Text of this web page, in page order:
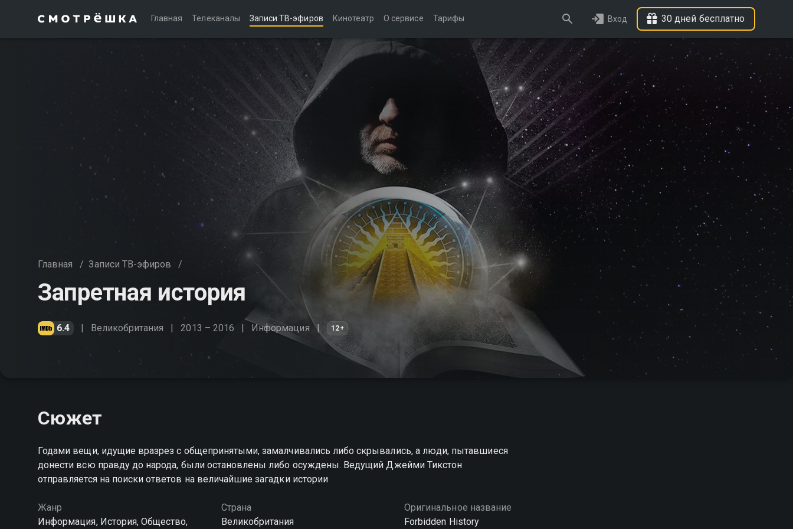
Главная Телеканалы Записи ТВ-эфиров Кинотеатр О сервисе Тарифы Вход 30 дней бесплатно
Главная / Записи ТВ-эфиров /
Запретная история
6.4 Великобритания 2013 – 2016 Информация 12+
Сюжет
Годами вещи, идущие вразрез с общепринятыми, замалчивались либо скрывались, а люди, пытавшиеся
донести всю правду до народа, были остановлены либо осуждены. Ведущий Джейми Тикстон
отправляется на поиски ответов на величайшие загадки истории
Жанр
Информация, История, Общество,
Страна
Великобритания
Оригинальное название
Forbidden History